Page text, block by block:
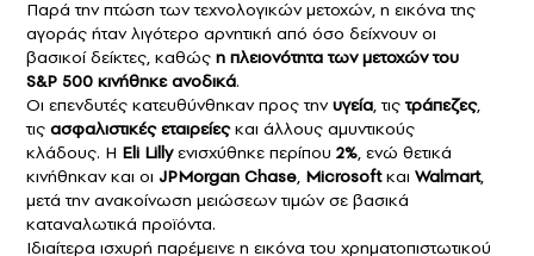
Παρά την πτώση των τεχνολογικών μετοχών, η εικόνα της
αγοράς ήταν λιγότερο αρνητική από όσο δείχνουν οι
βασικοί δείκτες, καθώς η πλειονότητα των μετοχών του
S&P 500 κινήθηκε ανοδικά.
Οι επενδυτές κατευθύνθηκαν προς τηνυγεία, τιςτράπεζες,
τις ασφαλιστικές εταιρείεςκαι άλλους αμυντικούς
κλάδους. Η Eli Lillyενισχύθηκε περίπου 2%, ενώ θετικά
κινήθηκαν και οι JPMorgan Chase, Microsoftκαι Walmart,
μετά την ανακοίνωση μειώσεων τιμών σε βασικά
καταναλωτικά προϊόντα.
Ιδιαίτερα ισχυρή παρέμεινε η εικόνα του χρηματοπιστωτικού